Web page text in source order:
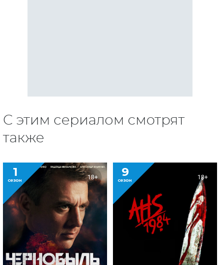
С этим сериалом смотрят
также
1
сезон 18+ 9
сезон 18+